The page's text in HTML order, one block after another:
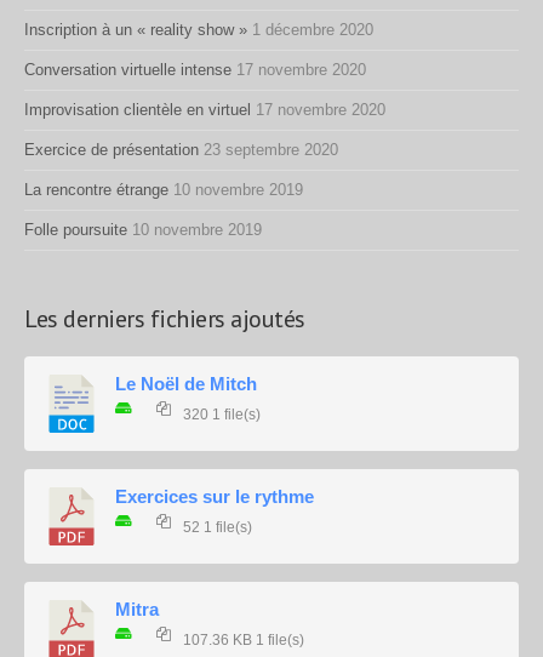
Inscription à un « reality show » 1 décembre 2020
Conversation virtuelle intense 17 novembre 2020
Improvisation clientèle en virtuel 17 novembre 2020
Exercice de présentation 23 septembre 2020
La rencontre étrange 10 novembre 2019
Folle poursuite 10 novembre 2019
Les derniers fichiers ajoutés
Le Noël de Mitch
320 1 file(s)
Exercices sur le rythme
52 1 file(s)
Mitra
107.36 KB 1 file(s)